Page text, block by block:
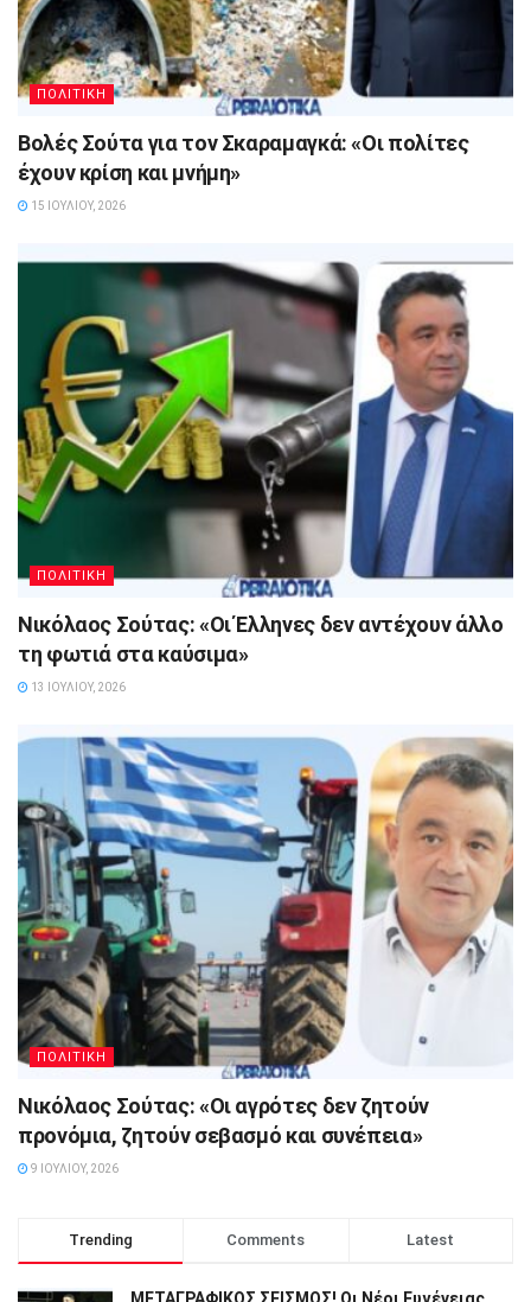
ΠΟΛΙΤΙΚΗ
Βολές Σούτα για τον Σκαραμαγκά: «Οι πολίτες
έχουν κρίση και μνήμη»
15 ΙΟΥΛΊΟΥ, 2026
ΠΟΛΙΤΙΚΗ
Νικόλαος Σούτας: «Οι Έλληνες δεν αντέχουν άλλο
τη φωτιά στα καύσιμα»
13 ΙΟΥΛΊΟΥ, 2026
ΠΟΛΙΤΙΚΗ
Νικόλαος Σούτας: «Οι αγρότες δεν ζητούν
προνόμια, ζητούν σεβασμό και συνέπεια»
9 ΙΟΥΛΊΟΥ, 2026
Trending Comments Latest